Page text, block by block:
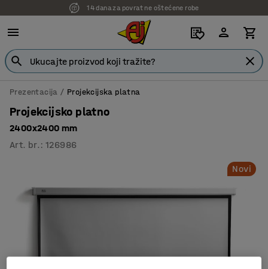
14 dana za povrat ne oštećene robe
Prezentacija Projekcijska platna
Projekcijsko platno
2400x2400 mm
Art. br. :126986
Novi